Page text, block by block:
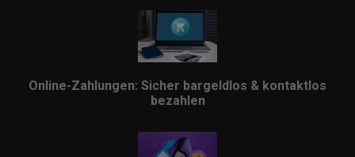
Online-Zahlungen: Sicher bargeldlos & kontaktlos
bezahlen